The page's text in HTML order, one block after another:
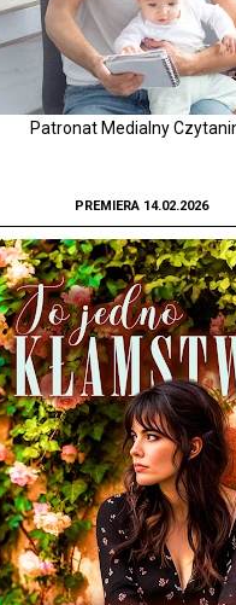
Patronat Medialny
PREMIERA 14.02.2026